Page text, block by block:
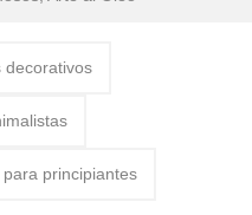
decorativos
principiantes